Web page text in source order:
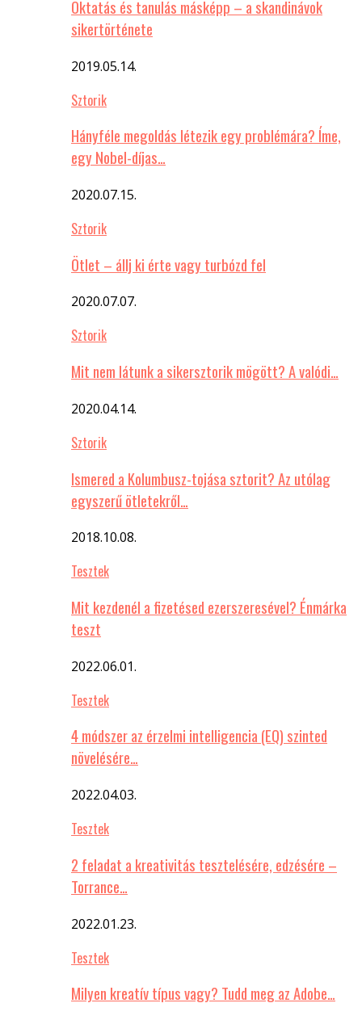
Oktatás és tanulás másképp – a skandinávok
sikertörténete
2019.05.14.
Sztorik
Hányféle megoldás létezik egy problémára? Íme,
egy Nobel-díjas…
2020.07.15.
Sztorik
Ötlet – állj ki érte vagy turbózd fel
2020.07.07.
Sztorik
Mit nem látunk a sikersztorik mögött? A valódi…
2020.04.14.
Sztorik
Ismered a Kolumbusz-tojása sztorit? Az utólag
egyszerű ötletekről…
2018.10.08.
Tesztek
Mit kezdenél a fizetésed ezerszeresével? Énmárka
teszt
2022.06.01.
Tesztek
4 módszer az érzelmi intelligencia (EQ) szinted
növelésére…
2022.04.03.
Tesztek
2 feladat a kreativitás tesztelésére, edzésére –
Torrance…
2022.01.23.
Tesztek
Milyen kreatív típus vagy? Tudd meg az Adobe…